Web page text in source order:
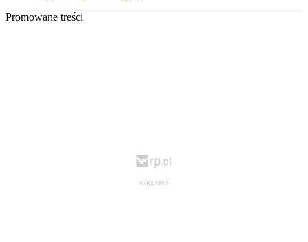
Promowane treści